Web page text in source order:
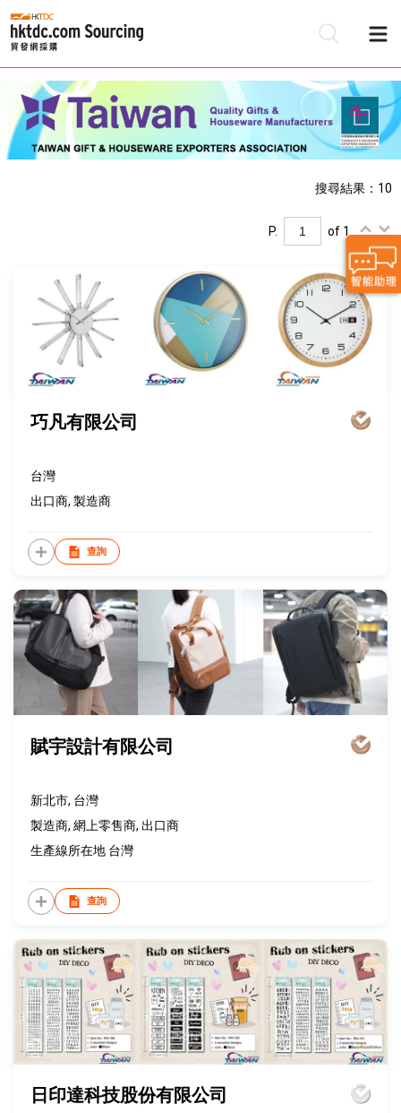
搜尋結果：10
P. of 1
巧凡有限公司
台灣
出口商, 製造商
查詢
賦宇設計有限公司
新北市, 台灣
製造商, 網上零售商, 出口商
生產線所在地 台灣
查詢
日印達科技股份有限公司